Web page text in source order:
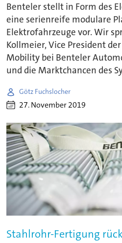
Benteler stellt in Form des
eine serienreife modulare
Elektrofahrzeuge vor. Wir
Kollmeier, Vice President
Mobility bei Benteler
und die Marktchancen des
Götz Fuchslocher
27. November 2019
Stahlrohr-Fertigung